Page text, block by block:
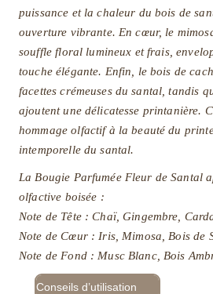
puissance et la chaleur du bois de
ouverture vibrante. En cœur, le
souffle floral lumineux et frais,
touche élégante. Enfin, le bois de
facettes crémeuses du santal, tandis
ajoutent une délicatesse printanière.
hommage olfactif à la beauté du
intemporelle du santal.
La Bougie Parfumée Fleur de Santal
olfactive boisée :
Note de Tête : Chaï, Gingembre,
Note de Cœur : Iris, Mimosa, Bois de
Note de Fond : Musc Blanc, Bois
Conseils d’utilisation